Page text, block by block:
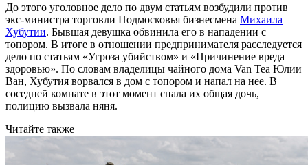
До этого уголовное дело по двум статьям возбудили против
экс-министра торговли Подмосковья бизнесмена Михаила
Хубутии. Бывшая девушка обвинила его в нападении с
топором. В итоге в отношении предпринимателя расследуется
дело по статьям «Угроза убийством» и «Причинение вреда
здоровью». По словам владелицы чайного дома Van Tea Юлии
Ван, Хубутия ворвался в дом с топором и напал на нее. В
соседней комнате в этот момент спала их общая дочь,
полицию вызвала няня.
Читайте также